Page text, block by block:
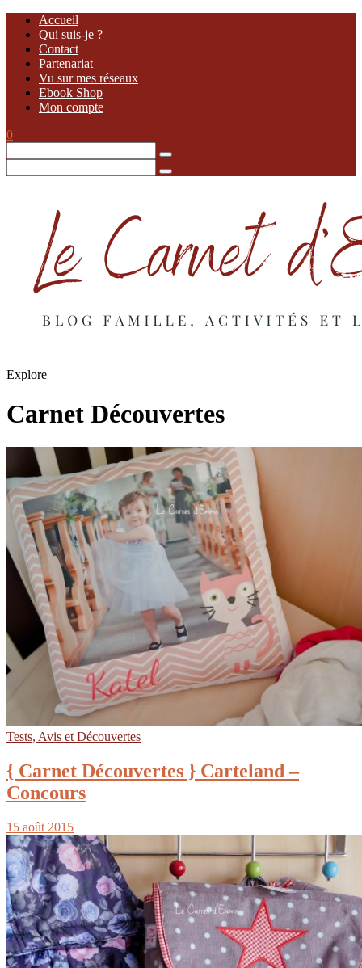
Accueil
Qui suis-je ?
Contact
Partenariat
Vu sur mes réseaux
Ebook Shop
Mon compte
0
Explore
Carnet Découvertes
Tests, Avis et Découvertes
{ Carnet Découvertes } Carteland –
Concours
15 août 2015